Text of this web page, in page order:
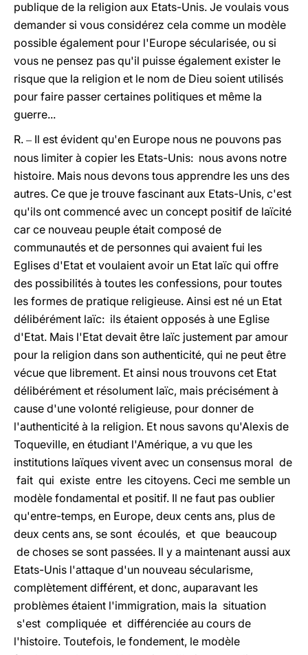
publique de la religion aux Etats-Unis. Je voulais vous
demander si vous considérez cela comme un modèle
possible également pour l'Europe sécularisée, ou si
vous ne pensez pas qu'il puisse également exister le
risque que la religion et le nom de Dieu soient utilisés
pour faire passer certaines politiques et même la
guerre...
R. – Il est évident qu'en Europe nous ne pouvons pas
nous limiter à copier les Etats-Unis: nous avons notre
histoire. Mais nous devons tous apprendre les uns des
autres. Ce que je trouve fascinant aux Etats-Unis, c'est
qu'ils ont commencé avec un concept positif de laïcité
car ce nouveau peuple était composé de
communautés et de personnes qui avaient fui les
Eglises d'Etat et voulaient avoir un Etat laïc qui offre
des possibilités à toutes les confessions, pour toutes
les formes de pratique religieuse. Ainsi est né un Etat
délibérément laïc: ils étaient opposés à une Eglise
d'Etat. Mais l'Etat devait être laïc justement par amour
pour la religion dans son authenticité, qui ne peut être
vécue que librement. Et ainsi nous trouvons cet Etat
délibérément et résolument laïc, mais précisément à
cause d'une volonté religieuse, pour donner de
l'authenticité à la religion. Et nous savons qu'Alexis de
Toqueville, en étudiant l'Amérique, a vu que les
institutions laïques vivent avec un consensus moral de
fait qui existe entre les citoyens. Ceci me semble un
modèle fondamental et positif. Il ne faut pas oublier
qu'entre-temps, en Europe, deux cents ans, plus de
deux cents ans, se sont écoulés, et que beaucoup
de choses se sont passées. Il y a maintenant aussi aux
Etats-Unis l'attaque d'un nouveau sécularisme,
complètement différent, et donc, auparavant les
problèmes étaient l'immigration, mais la situation
s'est compliquée et différenciée au cours de
l'histoire. Toutefois, le fondement, le modèle